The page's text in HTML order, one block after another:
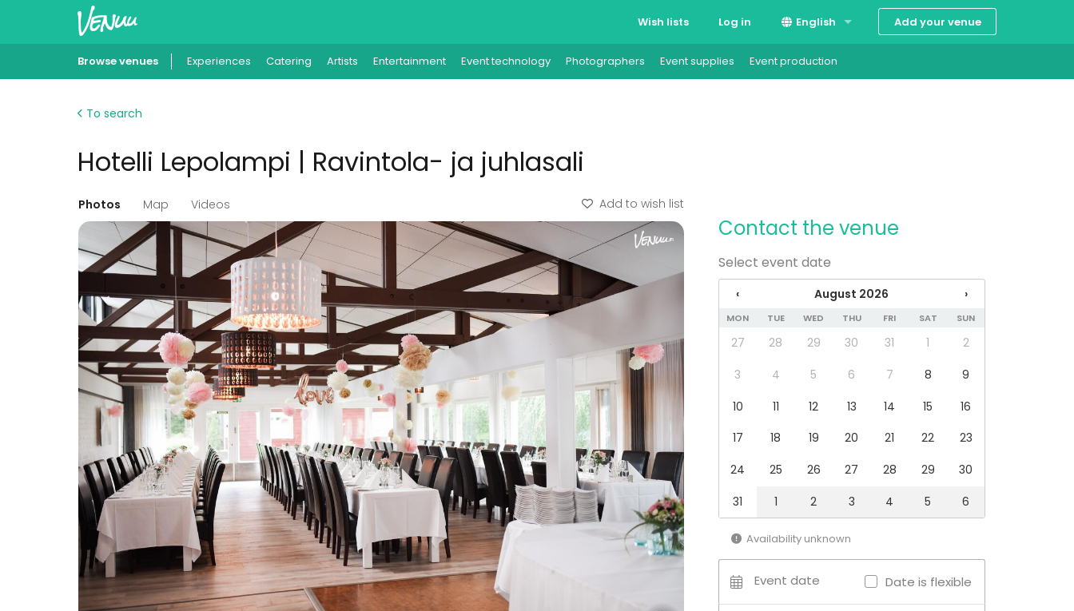
Wish lists Log in English
Suomi
Add your venue
Browse venues Experiences Catering Artists Entertainment Event technology Photographers Event supplies Event production
To search
Hotelli Lepolampi | Ravintola- ja juhlasali
Photos Map Videos Add to wish list
Contact the venue
Select event date
‹ August 2026 ›
MON TUE WED THU FRI SAT SUN
27 28 29 30 31 1
2
3
4 5 6 7 8
9
10
11 12 13 14 15
16
17
18 19 20 21 22
23
24
25 26 27 28 29
30
31
1 2 3 4 5 6
Availability unknown
Event date Date is flexible